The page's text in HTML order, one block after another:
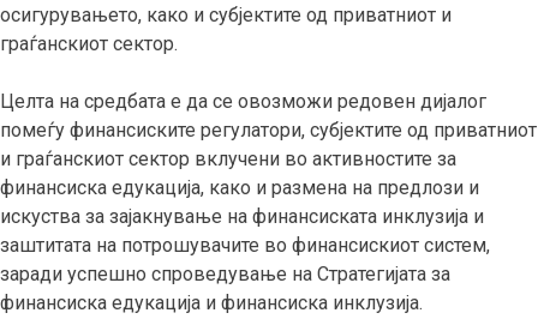
осигурувањето, како и субјектите од приватниот и
граѓанскиот сектор.
Целта на средбата е да се овозможи редовен дијалог
помеѓу финансиските регулатори, субјектите од приватниот
и граѓанскиот сектор вклучени во активностите за
финансиска едукација, како и размена на предлози и
искуства за зајакнување на финансиската инклузија и
заштитата на потрошувачите во финансискиот систем,
заради успешно спроведување на Стратегијата за
финансиска едукација и финансиска инклузија.